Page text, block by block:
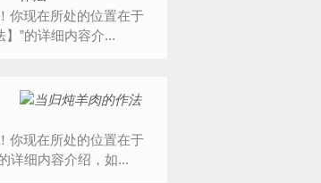
你现在所处的位置在于
】”的详细内容介...
你现在所处的位置在于
详细内容介绍，如...